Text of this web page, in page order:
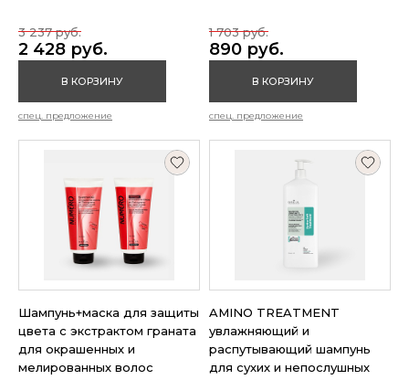
2 428 руб.
3 237 руб.
В КОРЗИНУ
спец. предложение
890 руб.
1 703 руб.
В КОРЗИНУ
спец. предложение
Шампунь+маска для защиты
цвета с экстрактом граната
для окрашенных и
мелированных волос
AMINO TREATMENT
увлажняющий и
распутывающий шампунь
для сухих и непослушных